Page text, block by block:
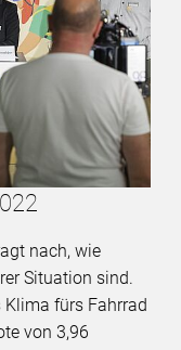
nach, wie
Situation sind.
Klima fürs Fahrrad
von 3,96